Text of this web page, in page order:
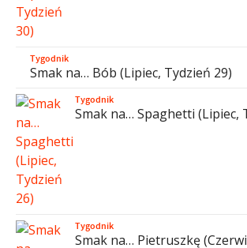
Tygodnik
Smak na… Bób (Lipiec, Tydzień 29)
Tygodnik
Smak na… Spaghetti (Lipiec,
Tygodnik
Smak na… Pietruszkę